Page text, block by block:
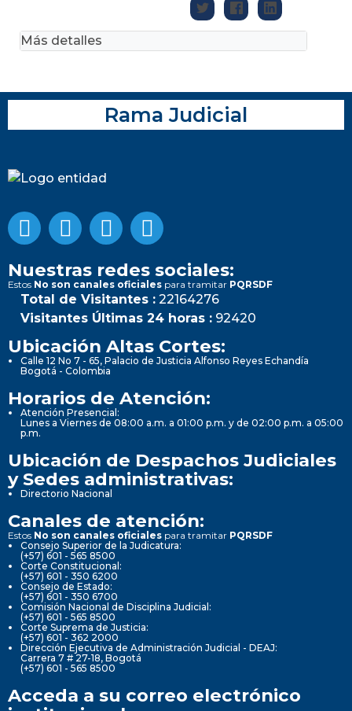
Más detalles
Rama Judicial
Nuestras redes sociales:
Estos No son canales oficiales para tramitar PQRSDF
Total de Visitantes : 22164276
Visitantes Últimas 24 horas : 92420
Ubicación Altas Cortes:
Calle 12 No 7 - 65, Palacio de Justicia Alfonso Reyes Echandía
Bogotá - Colombia
Horarios de Atención:
Atención Presencial:
Lunes a Viernes de 08:00 a.m. a 01:00 p.m. y de 02:00 p.m. a 05:00
p.m.
Ubicación de Despachos Judiciales
y Sedes administrativas:
Directorio Nacional
Canales de atención:
Estos No son canales oficiales para tramitar PQRSDF
Consejo Superior de la Judicatura:
(+57) 601 - 565 8500
Corte Constitucional:
(+57) 601 - 350 6200
Consejo de Estado:
(+57) 601 - 350 6700
Comisión Nacional de Disciplina Judicial:
(+57) 601 - 565 8500
Corte Suprema de Justicia:
(+57) 601 - 362 2000
Dirección Ejecutiva de Administración Judicial - DEAJ:
Carrera 7 # 27-18, Bogotá
(+57) 601 - 565 8500
Acceda a su correo electrónico